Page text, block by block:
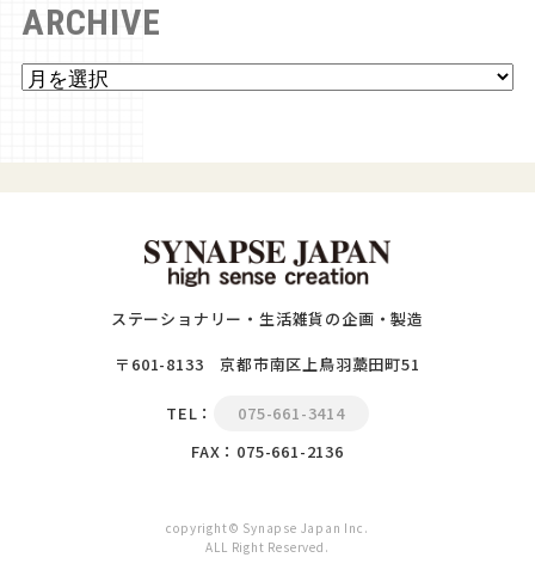
ARCHIVE
ステーショナリー・生活雑貨の企画・製造
〒601-8133 京都市南区上鳥羽藁田町51
TEL：
075-661-3414
FAX：075-661-2136
copyright© Synapse Japan Inc.
ALL Right Reserved.